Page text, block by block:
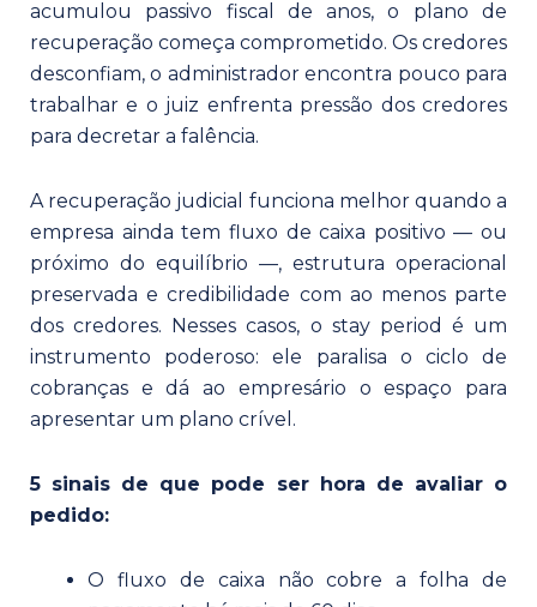
acumulou passivo fiscal de anos, o plano de
recuperação começa comprometido. Os credores
desconfiam, o administrador encontra pouco para
trabalhar e o juiz enfrenta pressão dos credores
para decretar a falência.
A recuperação judicial funciona melhor quando a
empresa ainda tem fluxo de caixa positivo — ou
próximo do equilíbrio —, estrutura operacional
preservada e credibilidade com ao menos parte
dos credores. Nesses casos, o stay period é um
instrumento poderoso: ele paralisa o ciclo de
cobranças e dá ao empresário o espaço para
apresentar um plano crível.
5 sinais de que pode ser hora de avaliar o
pedido:
O fluxo de caixa não cobre a folha de